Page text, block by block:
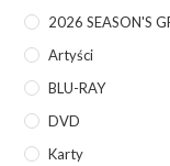
2026 SEASON'S
Artyści
BLU-RAY
DVD
Karty